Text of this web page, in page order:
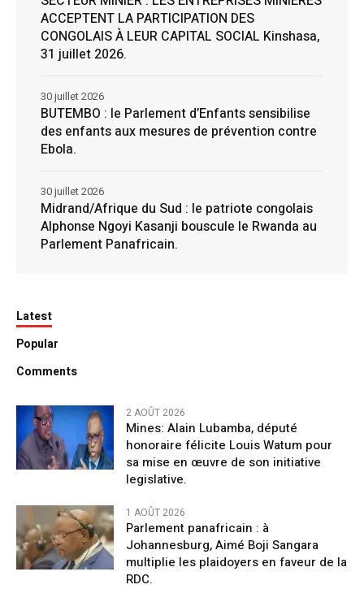
ACCEPTENT LA PARTICIPATION DES
CONGOLAIS À LEUR CAPITAL SOCIAL Kinshasa,
31 juillet 2026.
BUTEMBO : le Parlement d’Enfants sensibilise
des enfants aux mesures de prévention contre
Ebola.
30 juillet 2026
Midrand/Afrique du Sud : le patriote congolais
Alphonse Ngoyi Kasanji bouscule le Rwanda au
Parlement Panafricain.
30 juillet 2026
Latest
Popular
Comments
2 AOÛT 2026
Mines: Alain Lubamba, député
honoraire félicite Louis Watum pour
sa mise en œuvre de son initiative
legislative.
1 AOÛT 2026
Parlement panafricain : à
Johannesburg, Aimé Boji Sangara
multiplie les plaidoyers en faveur de la
RDC.